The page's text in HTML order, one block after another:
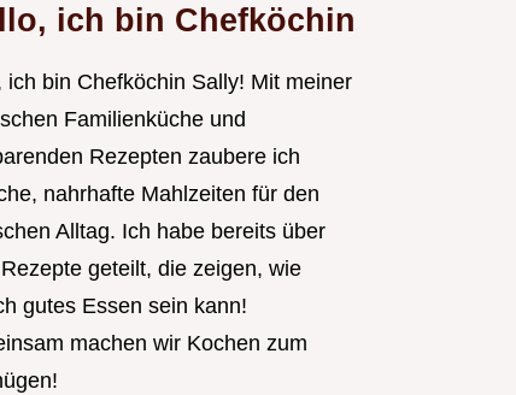
ich bin Chefköchin
ich bin Chefköchin Sally! Mit meiner
Familienküche und
Rezepten zaubere ich
nahrhafte Mahlzeiten für den
Alltag. Ich habe bereits über
geteilt, die zeigen, wie
gutes Essen sein kann!
machen wir Kochen zum